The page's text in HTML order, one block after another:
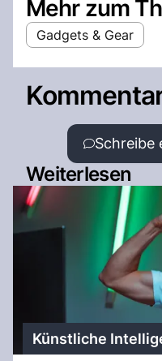
Mehr zum
Gadgets & Gear
Schreibe
Weiterlesen
Künstliche